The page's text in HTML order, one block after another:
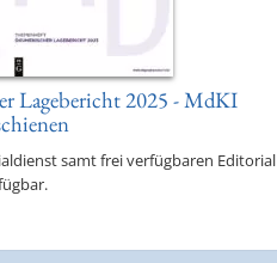
Lagebericht 2025 - MdKI
samt frei verfügbaren Editorial